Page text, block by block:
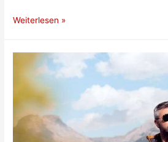
Gute
Zucchini
schlechte
Nachbarn)
Weiterlesen »